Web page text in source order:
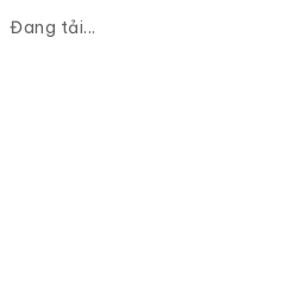
Đang tải...